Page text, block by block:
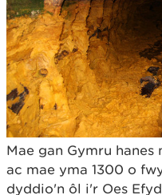
Mae gan Gymru
ac mae yma 1300 o
dyddio'n ôl i'r Oes